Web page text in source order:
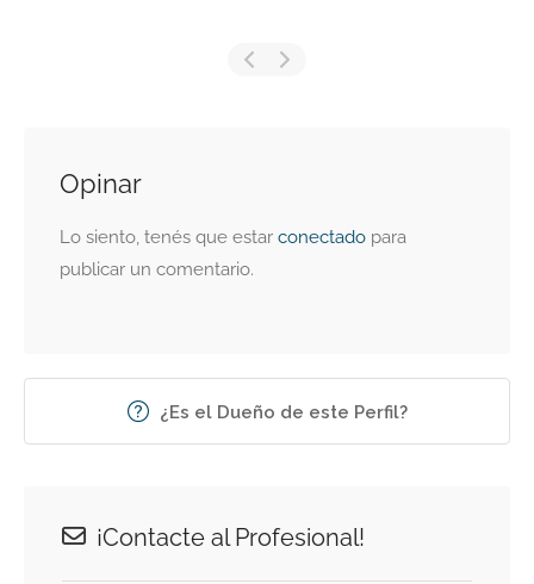
Opinar
Lo siento, tenés que estar conectado para
publicar un comentario.
¿Es el Dueño de este Perfil?
¡Contacte al Profesional!